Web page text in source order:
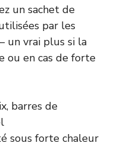
un sachet de
par les
un vrai plus si la
ou en cas de forte
barres de
sous forte chaleur